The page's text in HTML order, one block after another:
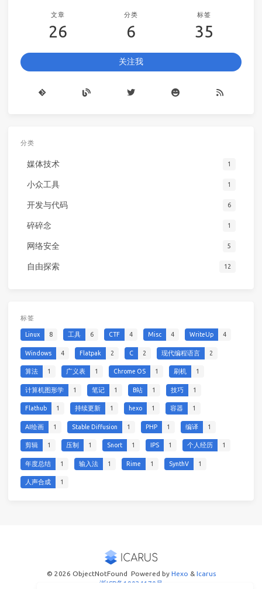
文章
26
分类
6
标签
35
关注我
分类
媒体技术 1
小众工具 1
开发与代码 6
碎碎念 1
网络安全 5
自由探索 12
标签
Linux 8 工具 6 CTF 4 Misc 4 WriteUp 4
Windows 4 Flatpak 2 C 2 现代编程语言 2
算法 1 广义表 1 Chrome OS 1 刷机 1
计算机图形学 1 笔记 1 B站 1 技巧 1
Flathub 1 持续更新 1 hexo 1 容器 1
AI绘画 1 Stable Diffusion 1 PHP 1 编译 1
剪辑 1 压制 1 Snort 1 IPS 1 个人经历 1
年度总结 1 输入法 1 Rime 1 SynthV 1
人声合成 1
© 2026 ObjectNotFound Powered by Hexo & Icarus
浙ICP备19034170号